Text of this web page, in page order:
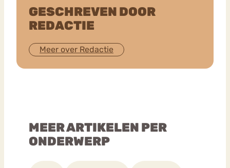
GESCHREVEN DOOR
REDACTIE
Meer over Redactie
MEER ARTIKELEN PER
ONDERWERP